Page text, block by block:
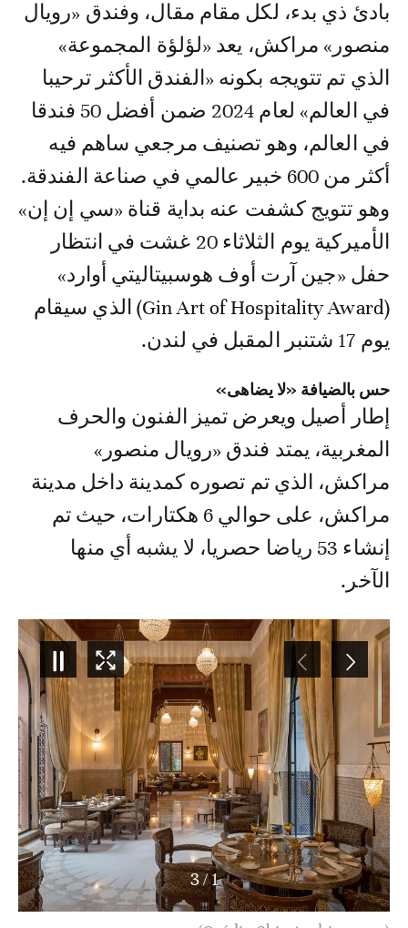
بادئ ذي بدء، لكل مقام مقال، وفندق «رويال
منصور» مراكش، يعد «لؤلؤة المجموعة»
الذي تم تتويجه بكونه «الفندق الأكثر ترحيبا
في العالم» لعام 2024 ضمن أفضل 50 فندقا
في العالم، وهو تصنيف مرجعي ساهم فيه
أكثر من 600 خبير عالمي في صناعة الفندقة.
وهو تتويج كشفت عنه بداية قناة «سي إن إن»
الأميركية يوم الثلاثاء 20 غشت في انتظار
حفل «جين آرت أوف هوسبيتاليتي أوارد»
(Gin Art of Hospitality Award) الذي سيقام
يوم 17 شتنبر المقبل في لندن.
حس بالضيافة «لا يضاهى»
إطار أصيل ويعرض تميز الفنون والحرف
المغربية، يمتد فندق «رويال منصور»
مراكش، الذي تم تصوره كمدينة داخل مدينة
مراكش، على حوالي 6 هكتارات، حيث تم
إنشاء 53 رياضا حصريا، لا يشبه أي منها
الآخر.
2
/
3